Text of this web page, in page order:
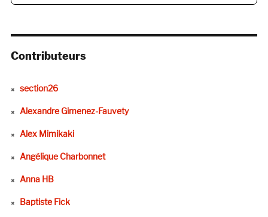
Contributeurs
section26
Alexandre Gimenez-Fauvety
Alex Mimikaki
Angélique Charbonnet
Anna HB
Baptiste Fick